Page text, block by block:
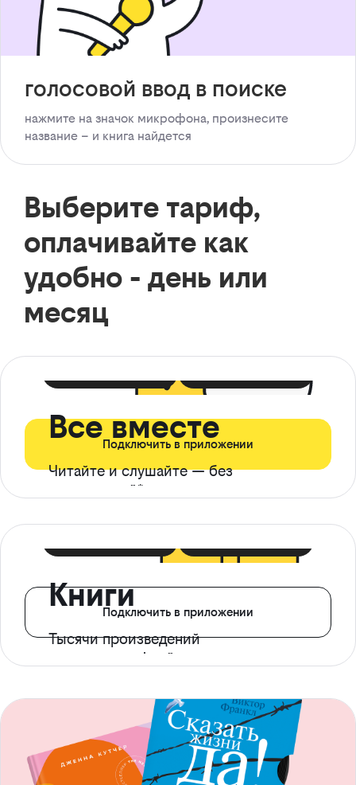
голосовой ввод в поиске
нажмите на значок микрофона, произнесите
название – и книга найдется
Выберите тариф,
оплачивайте как
удобно - день или
месяц
Все вместе
Читайте и слушайте — без
ограничений*
Подключить в приложении
Книги
Тысячи произведений
с доступом офлайн
Подключить в приложении